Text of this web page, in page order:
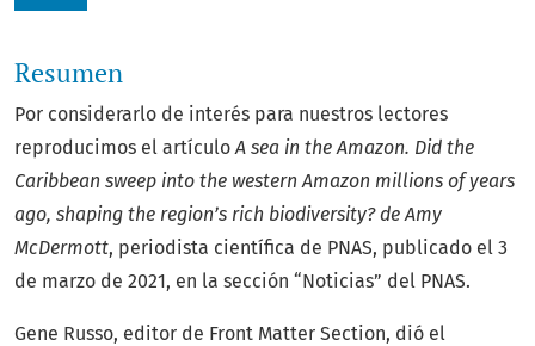
Resumen
Por considerarlo de interés para nuestros lectores
reproducimos el artículo A sea in the Amazon. Did the
Caribbean sweep into the western Amazon millions of years
ago, shaping the region’s rich biodiversity? de Amy
McDermott, periodista científica de PNAS, publicado el 3
de marzo de 2021, en la sección “Noticias” del PNAS.
Gene Russo, editor de Front Matter Section, dió el